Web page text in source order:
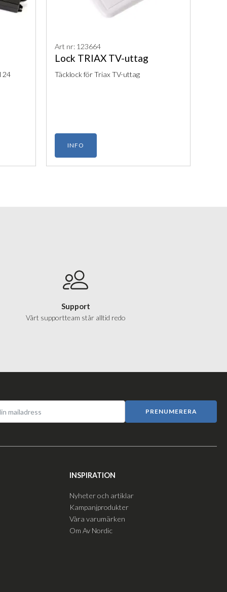
24
Art nr: 123664
Lock TRIAX TV-uttag
Täcklock för Triax TV-uttag
INFO
Support
Vårt supportteam står alltid redo
PRENUMERERA
INSPIRATION
Nyheter och artiklar
Kampanjprodukter
Våra varumärken
Om Av Nordic